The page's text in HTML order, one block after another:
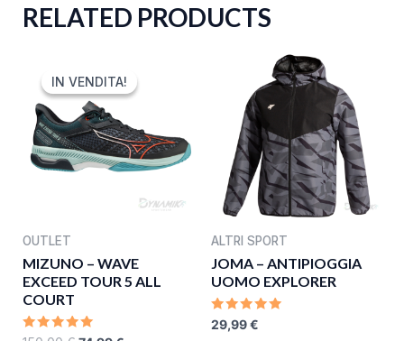
RELATED PRODUCTS
IN VENDITA!
IN VENDITA!
OUTLET
MIZUNO – WAVE
EXCEED TOUR 5 ALL
COURT
PRICE
WAS:
150,00 €.
PRICE
IS:
ALTRI SPORT
JOMA – ANTIPIOGGIA
UOMO EXPLORER
RATED
29,99€